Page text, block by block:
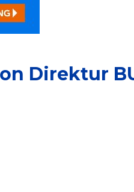
Direktur